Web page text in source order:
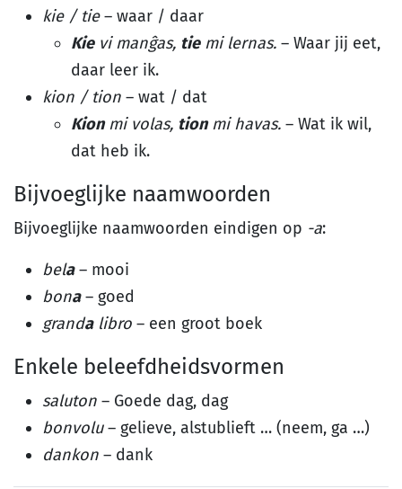
kie / tie– waar / daar
Kievi manĝas, tiemi lernas. – Waar jij eet,
daar leer ik.
kion / tion – wat / dat
Kionmi volas, tionmi havas. – Wat ik wil,
dat heb ik.
Bijvoeglijke naamwoorden
Bijvoeglijke naamwoorden eindigen op -a:
bela– mooi
bona– goed
grandalibro – een groot boek
Enkele beleefdheidsvormen
saluton – Goede dag, dag
bonvolu– gelieve, alstublieft … (neem, ga …)
dankon – dank